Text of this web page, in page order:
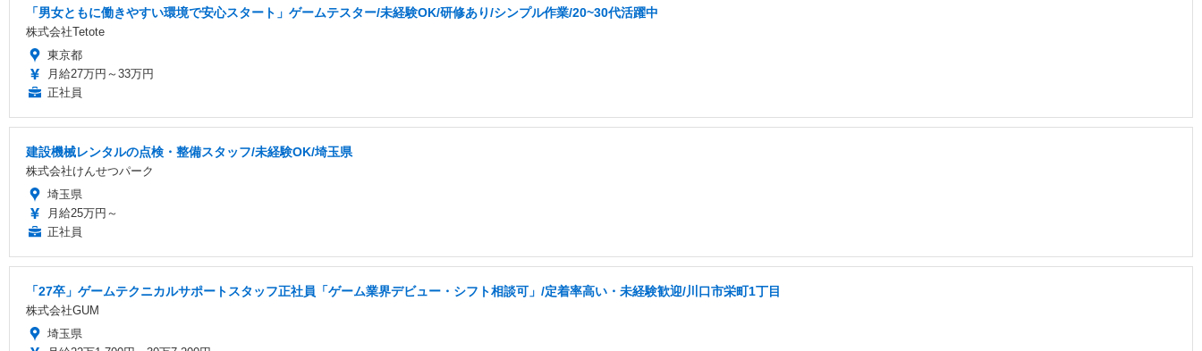
「男女ともに働きやすい環境で安心スタート」ゲームテスター/未経験OK/研修あり/シンプル作業/20~30代活躍中
株式会社Tetote
東京都
月給27万円～33万円
正社員
建設機械レンタルの点検・整備スタッフ/未経験OK/埼玉県
株式会社けんせつパーク
埼玉県
月給25万円～
正社員
「27卒」ゲームテクニカルサポートスタッフ正社員「ゲーム業界デビュー・シフト相談可」/定着率高い・未経験歓迎/川口市栄町1丁目
株式会社GUM
埼玉県